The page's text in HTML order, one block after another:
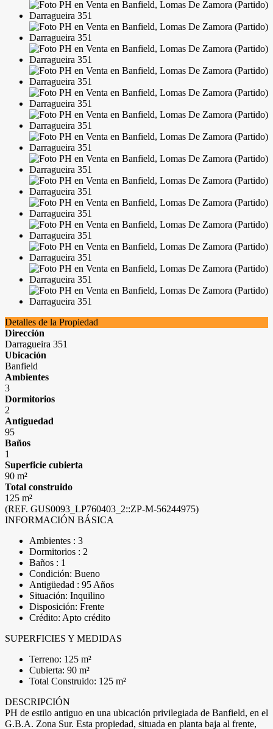
Detalles de la Propiedad
Dirección
Darragueira 351
Ubicación
Banfield
Ambientes
3
Dormitorios
2
Antiguedad
95
Baños
1
Superficie cubierta
90 m²
Total construido
125 m²
(REF. GUS0093_LP760403_2::ZP-M-56244975)
INFORMACIÓN BÁSICA
Ambientes : 3
Dormitorios : 2
Baños : 1
Condición: Bueno
Antigüedad : 95 Años
Situación: Inquilino
Disposición: Frente
Crédito: Apto crédito
SUPERFICIES Y MEDIDAS
Terreno: 125 m²
Cubierta: 90 m²
Total Construido: 125 m²
DESCRIPCIÓN
PH de estilo antiguo en una ubicación privilegiada de Banfield, en el
G.B.A. Zona Sur. Esta propiedad, situada en planta baja al frente,